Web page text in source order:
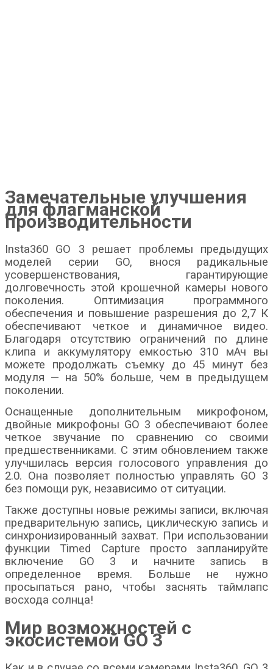
Замечательные улучшения
для флагманской
производительности
Insta360 GO 3 решает проблемы предыдущих
моделей серии GO, внося радикальные
усовершенствования, гарантирующие
долговечность этой крошечной камеры нового
поколения. Оптимизация программного
обеспечения и повышение разрешения до 2,7 К
обеспечивают четкое и динамичное видео.
Благодаря отсутствию ограничений по длине
клипа и аккумулятору емкостью 310 мАч вы
можете продолжать съемку до 45 минут без
модуля — на 50% больше, чем в предыдущем
поколении.
Оснащенные дополнительным микрофоном,
двойные микрофоны GO 3 обеспечивают более
четкое звучание по сравнению со своими
предшественниками. С этим обновлением также
улучшилась версия голосового управления до
2.0. Она позволяет полностью управлять GO 3
без помощи рук, независимо от ситуации.
Также доступны новые режимы записи, включая
предварительную запись, циклическую запись и
синхронизированный захват. При использовании
функции Timed Capture просто запланируйте
включение GO 3 и начните запись в
определенное время. Больше не нужно
просыпаться рано, чтобы заснять таймлапс
восхода солнца!
Мир возможностей с
экосистемой GO 3